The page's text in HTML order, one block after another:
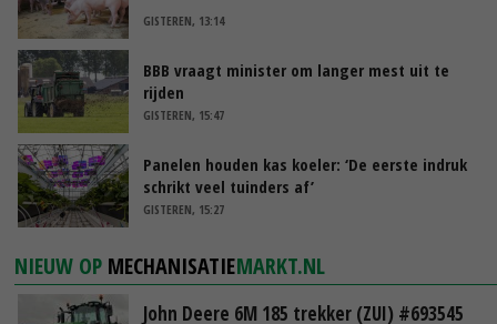
GISTEREN, 13:14
BBB vraagt minister om langer mest uit te
rijden
GISTEREN, 15:47
Panelen houden kas koeler: ‘De eerste indruk
schrikt veel tuinders af’
GISTEREN, 15:27
NIEUW OP MECHANISATIEMARKT.NL
John Deere 6M 185 trekker (ZUI) #693545